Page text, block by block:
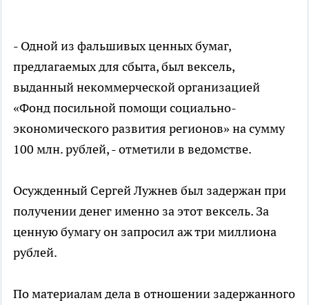
- Одной из фальшивых ценных бумаг,
предлагаемых для сбыта, был вексель,
выданный некоммерческой организацией
«Фонд посильной помощи социально-
экономического развития регионов» на сумму
100 млн. рублей, - отметили в ведомстве.
Осужденный Сергей Лужнев был задержан при
получении денег именно за этот вексель. За
ценную бумагу он запросил аж три миллиона
рублей.
По материалам дела в отношении задержанного